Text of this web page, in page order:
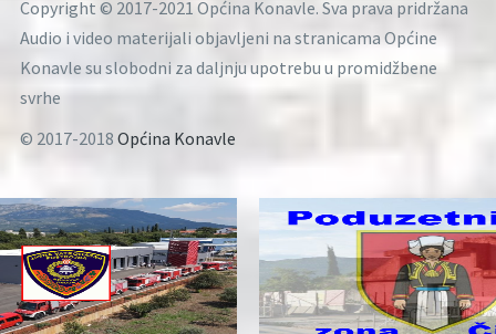
Copyright © 2017-2021 Općina Konavle. Sva prava pridržana
Audio i video materijali objavljeni na stranicama Općine
Konavle su slobodni za daljnju upotrebu u promidžbene
svrhe
© 2017-2018 Općina Konavle